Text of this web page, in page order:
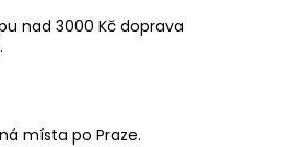
nad 3000 Kč doprava
místa po Praze.